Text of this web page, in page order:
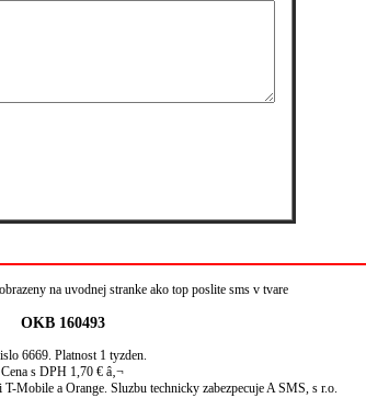
na uvodnej stranke ako top poslite sms v tvare
OKB 160493
6669. Platnost 1 tyzden.
Cena s DPH 1,70 € â‚¬
Mobile a Orange. Sluzbu technicky zabezpecuje A SMS, s r.o.